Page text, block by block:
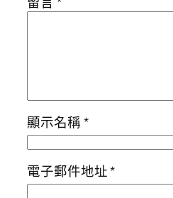
顯示名稱*
電子郵件地址*